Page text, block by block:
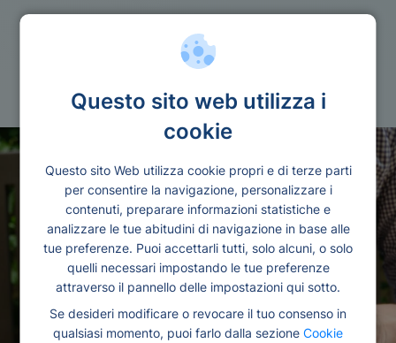
Questo sito web utilizza i
cookie
Questo sito Web utilizza cookie propri e di terze parti
per consentire la navigazione, personalizzare i
contenuti, preparare informazioni statistiche e
analizzare le tue abitudini di navigazione in base alle
tue preferenze. Puoi accettarli tutti, solo alcuni, o solo
quelli necessari impostando le tue preferenze
attraverso il pannello delle impostazioni qui sotto.
Se desideri modificare o revocare il tuo consenso in
qualsiasi momento, puoi farlo dalla sezione Cookie